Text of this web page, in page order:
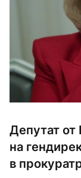
Депутат
на
в